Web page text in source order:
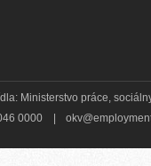
Ministerstvo práce,
0000